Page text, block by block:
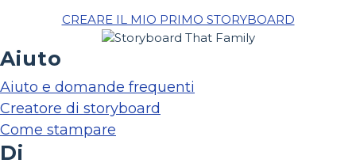
CREARE IL MIO PRIMO STORYBOARD
Aiuto
Aiuto e domande frequenti
Creatore di storyboard
Come stampare
Di